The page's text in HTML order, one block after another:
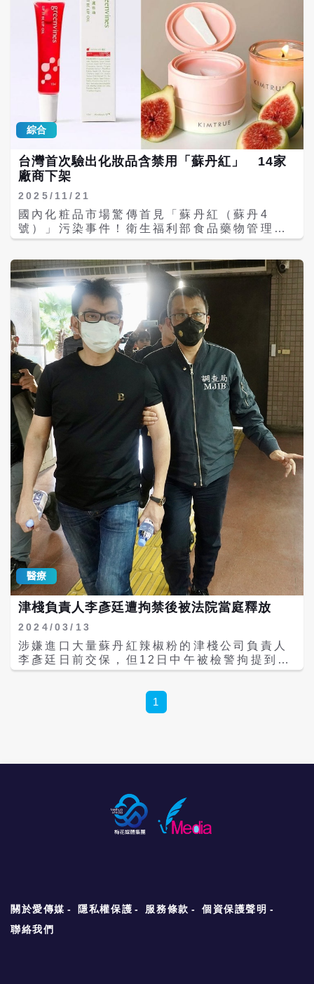
醬、冷凍調理包與學校營養午餐的基底，呈放
射狀滲透進夜市、小吃店、校園與家庭，神不
知鬼不覺地被吞進台灣人的肚子裡。 令人諷刺
與心痛的是，整起事件的爆發，竟不是來自政
府引以為傲的「食安五環」或例行抽驗，而是
靠產業鏈末端的下游食品業者。該業者基於品
牌自我要求，在每批原料進廠時採取更嚴格內
規、委外送驗，才戳破上游供應商首波自檢
「合格」的假象。如果不是民間企業多做一
步，問題油品恐怕更加失控。根據官方統計，
目前追回僅17.422公噸，回收率只有令人難以
置信的1.3%。這意味著，超過98%的風險，
早已由無辜消費者集體承擔，主管機關的防線
更是在第一關就宣告破功。 事件爆發後，政府
後，經稀釋風險較低，不一定需要全面回收，
也不願完整公布下游名單？當民眾急著想知道
到影響時，政府給出的答案卻像是在替人民決
定：「你不用知道。」這種不負責任的態度除
了無法安撫民心外，更是沒收憲法保障的基本
人權「知情權」和「健康權」。 所幸，多數地
方政府隨後採取嚴格標準，要求查到哪裡公布
到哪裡，也有要求學校午餐、員工餐廳全面禁
用疑慮油品。甚至不少下游業者也自行公布品
項，主動下架、接受退貨。在民間與地方都動
起來之際，中央竟依舊透過行政規則搪塞。直
到民怨沸騰、輿論反彈，衛福部才改口，要求
調和油預防性下架，使用疑慮油品比例超過
20%的產品也要下架檢驗，未達20%的產品則
須公告品項。政策從不公布到要公告，從不下
架到部分下架，短短幾天一日數變、前後翻
轉，讓人民看到的不是專業果斷，而是被民意
推著走的慌亂。 民進黨執政已近10年，這種
「廠商出包、民間自救、政府裝傻、最後轉
彎」的戲碼不斷上演。還記得2024年初爆發的
「蘇丹紅」毒辣椒粉事件，工業用致癌色素滲
透全台零食、胡椒粉及沙拉醬，政府同樣被質
疑邊境查驗失靈、市場稽查消極，也是在民怨
沸騰、地方自辦自查後，中央才急忙加嚴管
制。更不用說這些年屢次發生的進口蛋液標示
爭議、進口肉品追蹤破洞，以及各類蔬果農藥
殘留超標事件。如今沙拉油又出問題，人民看
見的仍是同一套劇本：先低估，再解釋；先不
公布，再被迫揭露；先說不必下架，再轉彎補
救。每一次都是讓民眾陷入集體焦慮與害怕
後，中央政府才被動處理。更別提當年喊得震
天響的「食安五環」與追溯機制，拍胸脯的宣
權力與監督責任變相外包給民間自律？ 每一次
事件，政府都說會檢討；每一次風暴，官員也
更是沒能即時掌握，就連資訊揭露也慢半拍，
中央更積極，民間業者有時甚至比主管機關更
願意面對消費者。食安治理若每次都要靠爆
料、靠地方、靠輿論、靠廠商良心補破網，還
要中央政府做什麼？ ※以上言論不代表梅花媒
綜合
台灣首次驗出化妝品含禁用「蘇丹紅」 14家
廠商下架
2025/11/21
國內化粧品市場驚傳首見「蘇丹紅（蘇丹4
號）」污染事件！衛生福利部食品藥物管理署
今（21）日宣布，在網購平台販售的中國製卸
出化妝品禁用色素「蘇丹4號」。另有進口商
自新加坡輸入的同源原料也遭查獲含有相同禁
用物質，並已流向歐萊德、綠藤生技等14家國
內外業者，食藥署已要求全面下架、48小時內
完成清查回報。 這起事件來源於今年10月底
國外曝光的新加坡Campo
Research（Campo Cosmetics）公司疑似
供應含蘇丹紅原料，引發包括中國大陸、新加
坡、台灣等地監管單位關注。 食藥署副署長王
德原說明，11月初發布供應鏈自查通知後，開
始針對網路疑似問題商品抽驗，陸續發現以下
兩款產品含蘇丹4號。 1、且初「越桔清透卸
妝膏（無花果味）」來源：中國製，批號：
B5A1431，檢出量1.3 ppm，販售業者：歐
妮公司（未完成化妝品登錄、無中文標示）。
2、綠藤生機「專心護唇油－莓紅版」：批
號：M25062702、M25073001、
M25100701。綠藤於11月12日主動通報，經
食藥署國家實驗室21日複驗確認含蘇丹4號。
王德原表示，綠藤早期使用食品檢驗方法未驗
出，後經過調整並依食藥署最新方法複驗後確
認含有禁用色素。 除了中國製成品，台灣進口
商亦鴻企業自新加坡引進之紅色複方原料
（Campo Siddha Vepuvillai Karushalai
Yenai）也被查獲含蘇丹4號。 食藥署聯合地
方衛生局於11月19日 稽查亦鴻，當場封存5批
02-18、2025-01-13）經檢驗均含禁用成
分。 這些疑似污染原料流向14家國內外廠
園）、綠藤生物科技股份有限公司（台北）及
其他 12 家化妝品製造與品牌公司。國外業
貨、不准上架，未確認安全前不得恢復販售。
醫療
津棧負責人李彥廷遭拘禁後被法院當庭釋放
2024/03/13
涉嫌進口大量蘇丹紅辣椒粉的津棧公司負責人
李彥廷日前交保，但12日中午被檢警拘提到
案，李彥廷委任律師以「逮捕過程中，檢警只
院聲請提審，晚間9點多開庭，法院裁定李彥
新聞被整個誤導風向，似乎已經造成整個司法
氛圍的扭曲，當天傍晚稍早，高等法院高雄分
院就高雄地檢聲押包括他在內的3人被駁回而
拘票的情況下，拘提吳正言載上警車；正好，
刑事辯護律師於下午4時許聯繫吳正言，被拘
1
關於愛傳媒 隱私權保護 服務條款
個資保護聲明
聯絡我們